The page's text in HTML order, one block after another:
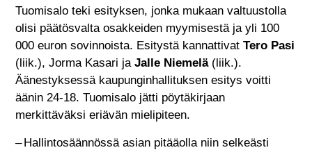
Tuomisalo teki esityksen, jonka mukaan valtuustolla
olisi päätösvalta osakkeiden myymisestä ja yli 100
000 euron sovinnoista. Esitystä kannattivatTero Pasi
(liik.), Jorma Kasari jaJalle Niemelä(liik.).
Äänestyksessä kaupunginhallituksen esitys voitti
äänin 24-18. Tuomisalo jätti pöytäkirjaan
merkittäväksi eriävän mielipiteen.
– Hallintosäännössä asian pitääolla niin selkeästi